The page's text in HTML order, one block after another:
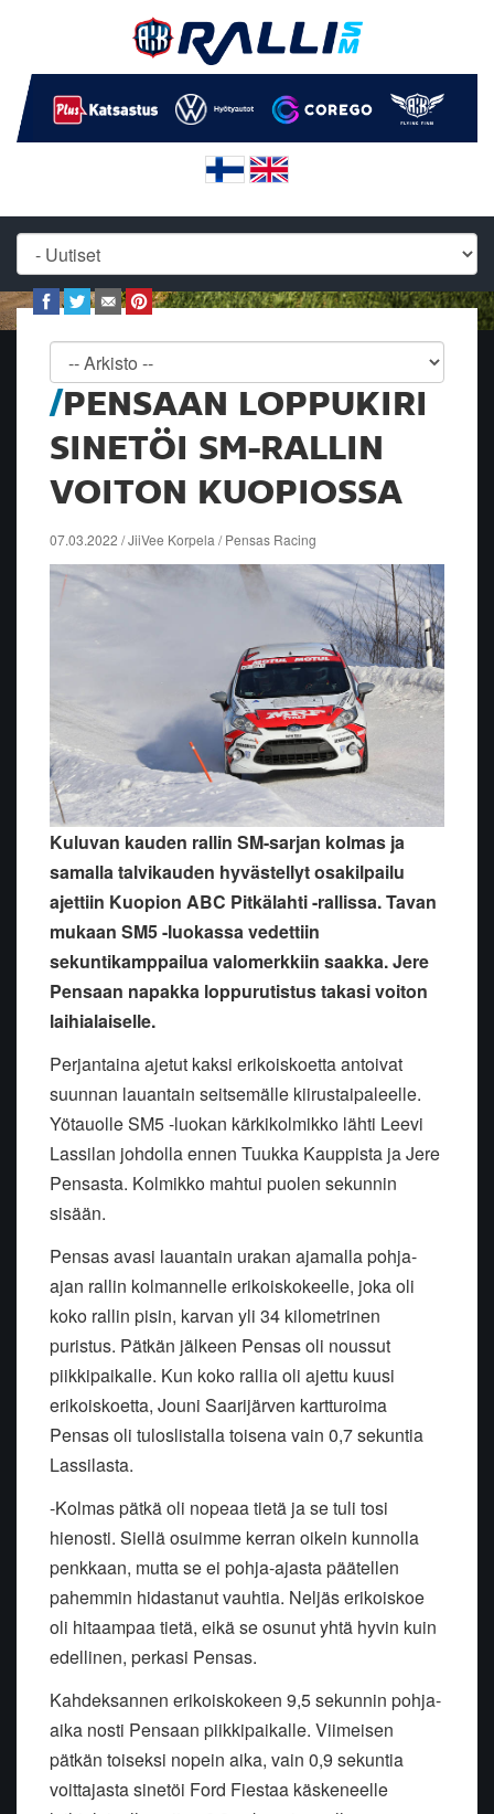
PENSAAN LOPPUKIRI
SINETÖI SM-RALLIN
VOITON KUOPIOSSA
07.03.2022 / JiiVee Korpela / Pensas Racing
Kuluvan kauden rallin SM-sarjan kolmas ja
samalla talvikauden hyvästellyt osakilpailu
ajettiin Kuopion ABC Pitkälahti -rallissa. Tavan
mukaan SM5 -luokassa vedettiin
sekuntikamppailua valomerkkiin saakka. Jere
Pensaan napakka loppurutistus takasi voiton
laihialaiselle.
Perjantaina ajetut kaksi erikoiskoetta antoivat
suunnan lauantain seitsemälle kiirustaipaleelle.
Yötauolle SM5 -luokan kärkikolmikko lähti Leevi
Lassilan johdolla ennen Tuukka Kauppista ja Jere
Pensasta. Kolmikko mahtui puolen sekunnin
sisään.
Pensas avasi lauantain urakan ajamalla pohja-
ajan rallin kolmannelle erikoiskokeelle, joka oli
koko rallin pisin, karvan yli 34 kilometrinen
puristus. Pätkän jälkeen Pensas oli noussut
piikkipaikalle. Kun koko rallia oli ajettu kuusi
erikoiskoetta, Jouni Saarijärven kartturoima
Pensas oli tuloslistalla toisena vain 0,7 sekuntia
Lassilasta.
-Kolmas pätkä oli nopeaa tietä ja se tuli tosi
hienosti. Siellä osuimme kerran oikein kunnolla
penkkaan, mutta se ei pohja-ajasta päätellen
pahemmin hidastanut vauhtia. Neljäs erikoiskoe
oli hitaampaa tietä, eikä se osunut yhtä hyvin kuin
edellinen, perkasi Pensas.
Kahdeksannen erikoiskokeen 9,5 sekunnin pohja-
aika nosti Pensaan piikkipaikalle. Viimeisen
pätkän toiseksi nopein aika, vain 0,9 sekuntia
voittajasta sinetöi Ford Fiestaa käskeneelle